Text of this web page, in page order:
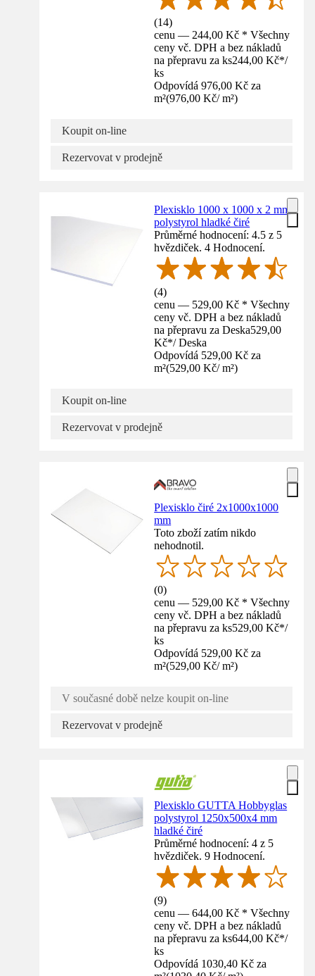
(14)
cenu — 244,00 Kč * Všechny
ceny vč. DPH a bez nákladů
na přepravu za ks244,00 Kč*/
ks
Odpovídá 976,00 Kč za
m²(976,00 Kč/ m²)
Koupit on-line
Rezervovat v prodejně
Plexisklo 1000 x 1000 x 2 mm
polystyrol hladké čiré
Průměrné hodnocení: 4.5 z 5
hvězdiček. 4 Hodnocení.
(4)
cenu — 529,00 Kč * Všechny
ceny vč. DPH a bez nákladů
na přepravu za Deska529,00
Kč*/ Deska
Odpovídá 529,00 Kč za
m²(529,00 Kč/ m²)
Koupit on-line
Rezervovat v prodejně
Plexisklo čiré 2x1000x1000
mm
Toto zboží zatím nikdo
nehodnotil.
(0)
cenu — 529,00 Kč * Všechny
ceny vč. DPH a bez nákladů
na přepravu za ks529,00 Kč*/
ks
Odpovídá 529,00 Kč za
m²(529,00 Kč/ m²)
V současné době nelze koupit on-line
Rezervovat v prodejně
Plexisklo GUTTA Hobbyglas
polystyrol 1250x500x4 mm
hladké čiré
Průměrné hodnocení: 4 z 5
hvězdiček. 9 Hodnocení.
(9)
cenu — 644,00 Kč * Všechny
ceny vč. DPH a bez nákladů
na přepravu za ks644,00 Kč*/
ks
Odpovídá 1030,40 Kč za